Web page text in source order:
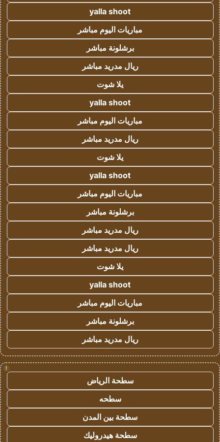
yalla shoot
مباريات اليوم مباشر
برشلونة مباشر
ريال مدريد مباشر
يلا شوت
yalla shoot
مباريات اليوم مباشر
ريال مدريد مباشر
يلا شوت
yalla shoot
مباريات اليوم مباشر
برشلونة مباشر
ريال مدريد مباشر
ريال مدريد مباشر
يلا شوت
yalla shoot
مباريات اليوم مباشر
برشلونة مباشر
ريال مدريد مباشر
!
سطحة الرياض
سطحه
سطحة بين المدن
سطحة هيدروليك